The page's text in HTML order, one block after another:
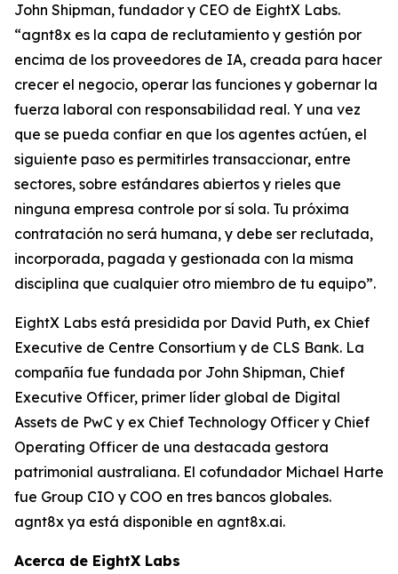
John Shipman, fundador y CEO de EightX Labs.
“agnt8x es la capa de reclutamiento y gestión por
encima de los proveedores de IA, creada para hacer
crecer el negocio, operar las funciones y gobernar la
fuerza laboral con responsabilidad real. Y una vez
que se pueda confiar en que los agentes actúen, el
siguiente paso es permitirles transaccionar, entre
sectores, sobre estándares abiertos y rieles que
ninguna empresa controle por sí sola. Tu próxima
contratación no será humana, y debe ser reclutada,
incorporada, pagada y gestionada con la misma
disciplina que cualquier otro miembro de tu equipo”.
EightX Labs está presidida por David Puth, ex Chief
Executive de Centre Consortium y de CLS Bank. La
compañía fue fundada por John Shipman, Chief
Executive Officer, primer líder global de Digital
Assets de PwC y ex Chief Technology Officer y Chief
Operating Officer de una destacada gestora
patrimonial australiana. El cofundador Michael Harte
fue Group CIO y COO en tres bancos globales.
agnt8x ya está disponible en agnt8x.ai.
Acerca de EightX Labs